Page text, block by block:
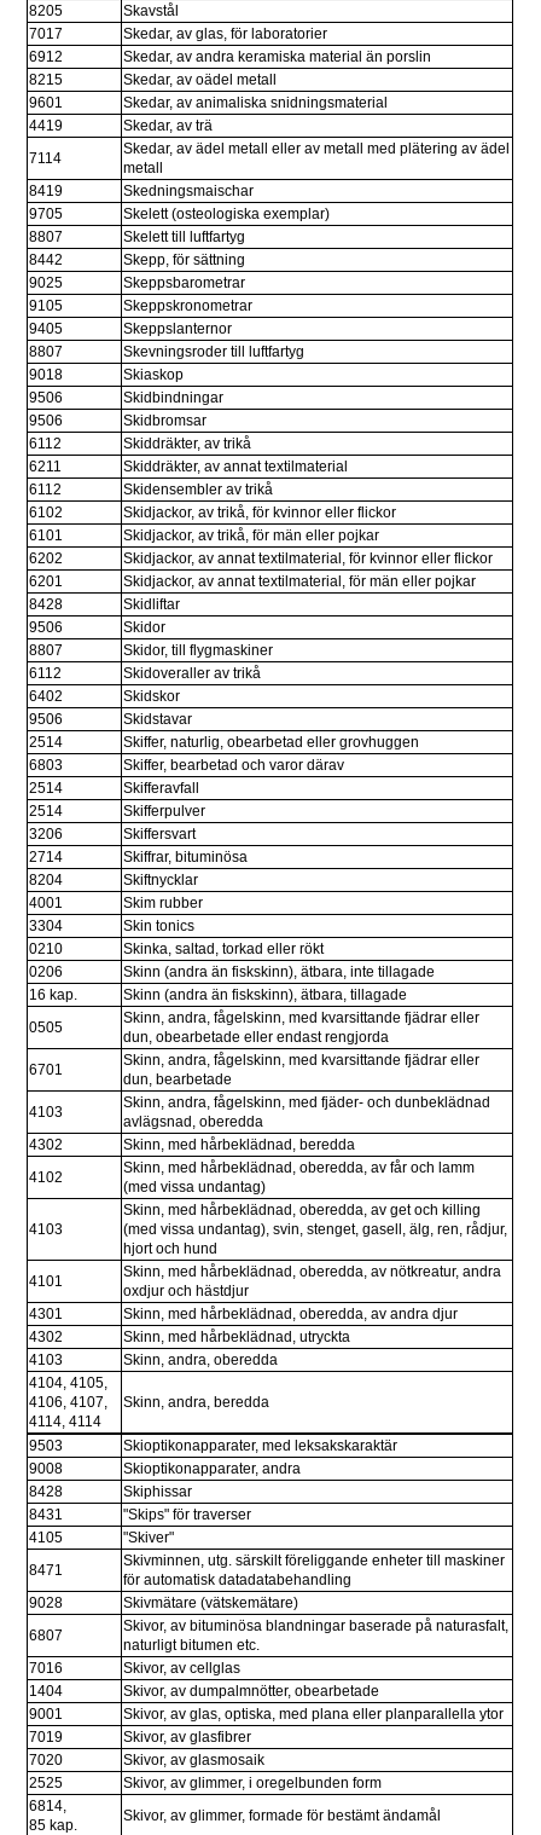
8205
Skavstål
7017
Skedar, av glas, för laboratorier
6912
Skedar, av andra keramiska material än porslin
8215
Skedar, av oädel metall
9601
Skedar, av animaliska snidningsmaterial
4419
Skedar, av trä
7114
Skedar, av ädel metall eller av metall med plätering av ädel
metall
8419
Skedningsmaischar
9705
Skelett (osteologiska exemplar)
8807
Skelett till luftfartyg
8442
Skepp, för sättning
9025
Skeppsbarometrar
9105
Skeppskronometrar
9405
Skeppslanternor
8807
Skevningsroder till luftfartyg
9018
Skiaskop
9506
Skidbindningar
9506
Skidbromsar
6112
Skiddräkter, av trikå
6211
Skiddräkter, av annat textilmaterial
6112
Skidensembler av trikå
6102
Skidjackor, av trikå, för kvinnor eller flickor
6101
Skidjackor, av trikå, för män eller pojkar
6202
Skidjackor, av annat textilmaterial, för kvinnor eller flickor
6201
Skidjackor, av annat textilmaterial, för män eller pojkar
8428
Skidliftar
9506
Skidor
8807
Skidor, till flygmaskiner
6112
Skidoveraller av trikå
6402
Skidskor
9506
Skidstavar
2514
Skiffer, naturlig, obearbetad eller grovhuggen
6803
Skiffer, bearbetad och varor därav
2514
Skifferavfall
2514
Skifferpulver
3206
Skiffersvart
2714
Skiffrar, bituminösa
8204
Skiftnycklar
4001
Skim rubber
3304
Skin tonics
0210
Skinka, saltad, torkad eller rökt
0206
Skinn (andra än fiskskinn), ätbara, inte tillagade
16 kap.
Skinn (andra än fiskskinn), ätbara, tillagade
0505
Skinn, andra, fågelskinn, med kvarsittande fjädrar eller
dun, obearbetade eller endast rengjorda
6701
Skinn, andra, fågelskinn, med kvarsittande fjädrar eller
dun, bearbetade
4103
Skinn, andra, fågelskinn, med fjäder- och dunbeklädnad
avlägsnad, oberedda
4302
Skinn, med hårbeklädnad, beredda
4102
Skinn, med hårbeklädnad, oberedda, av får och lamm
(med vissa undantag)
4103
Skinn, med hårbeklädnad, oberedda, av get och killing
(med vissa undantag), svin, stenget, gasell, älg, ren, rådjur,
hjort och hund
4101
Skinn, med hårbeklädnad, oberedda, av nötkreatur, andra
oxdjur och hästdjur
4301
Skinn, med hårbeklädnad, oberedda, av andra djur
4302
Skinn, med hårbeklädnad, utryckta
4103
Skinn, andra, oberedda
4104, 4105,
4106, 4107,
4114, 4114
Skinn, andra, beredda
9503
Skioptikonapparater, med leksakskaraktär
9008
Skioptikonapparater, andra
8428
Skiphissar
8431
"Skips" för traverser
4105
"Skiver"
8471
Skivminnen, utg. särskilt föreliggande enheter till maskiner
för automatisk datadatabehandling
9028
Skivmätare (vätskemätare)
6807
Skivor, av bituminösa blandningar baserade på naturasfalt,
naturligt bitumen etc.
7016
Skivor, av cellglas
1404
Skivor, av dumpalmnötter, obearbetade
9001
Skivor, av glas, optiska, med plana eller planparallella ytor
7019
Skivor, av glasfibrer
7020
Skivor, av glasmosaik
2525
Skivor, av glimmer, i oregelbunden form
6814,
85 kap.
Skivor, av glimmer, formade för bestämt ändamål